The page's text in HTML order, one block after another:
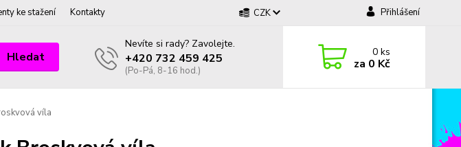
ke stažení Kontakty CZK Přihlášení
Hledat
Nevíte si rady? Zavolejte.
+420 732 459 425
(Po-Pá, 8-16 hod.)
0ks
za 0 Kč
víla